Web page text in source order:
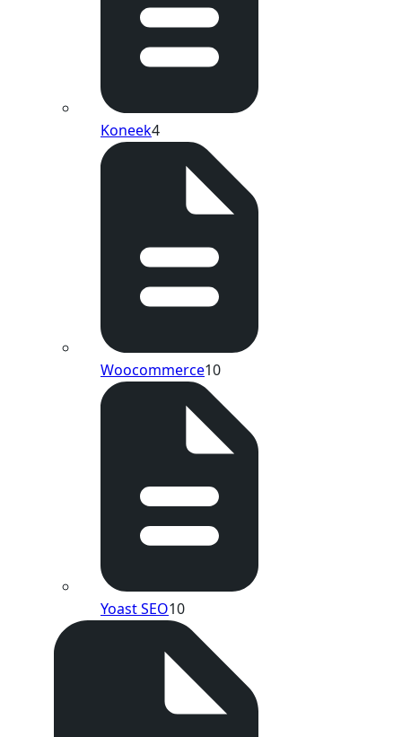
Koneek4
Woocommerce10
Yoast SEO10